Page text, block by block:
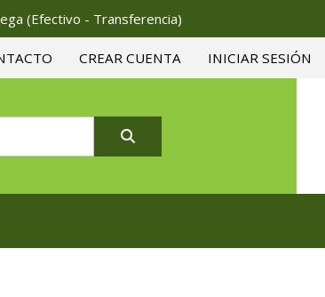
(Efectivo - Transferencia)
CREAR CUENTA INICIAR SESIÓN